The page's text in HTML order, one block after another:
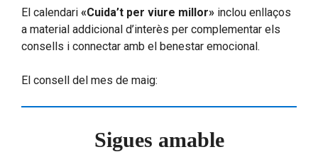
El calendari «Cuida’t per viure millor» inclou enllaços
a material addicional d’interès per complementar els
consells i connectar amb el benestar emocional.
El consell del mes de maig:
Sigues amable